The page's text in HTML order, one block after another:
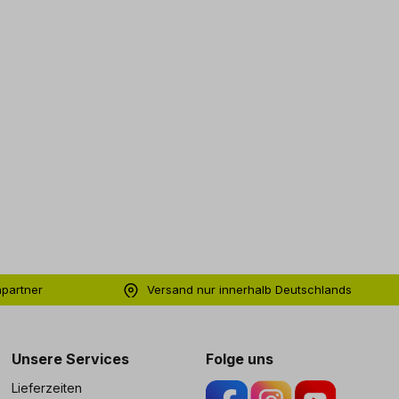
Versand nur innerhalb Deutschlands
Unsere Services
Lieferzeiten
Folge uns